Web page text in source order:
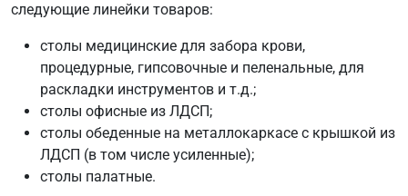
следующие линейки товаров:
столы медицинские для забора крови,
процедурные, гипсовочные и пеленальные, для
раскладки инструментов и т.д.;
столы офисные из ЛДСП;
столы обеденные на металлокаркасе с крышкой из
ЛДСП (в том числе усиленные);
столы палатные.